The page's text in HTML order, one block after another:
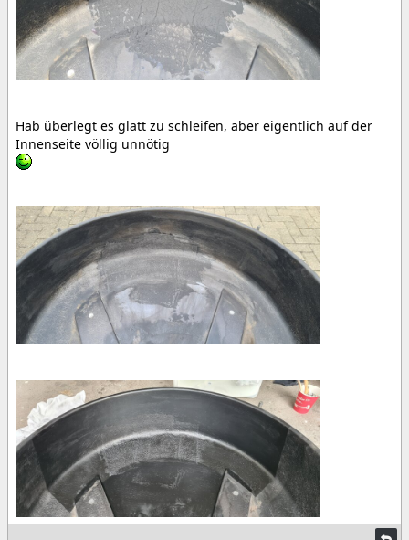
Hab überlegt es glatt zu schleifen, aber eigentlich auf der
Innenseite völlig unnötig